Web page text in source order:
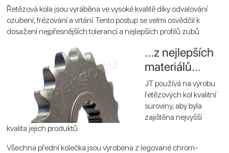
Řetězová kola jsou vyráběna ve vysoké kvalitě díky odvalování
ozubení, frézování a vrtání. Tento postup se velmi osvědčil k
dosažení nejpřesnějších tolerancí a nejlepších profilů zubů.
...z nejlepších
materiálů...
JT používá na výrobu
řetězových kol kvalitní
suroviny, aby byla
zajištěna nejvyšší
kvalita jejich produktů.
Všechna přední kolečka jsou vyrobena z legované chrom-